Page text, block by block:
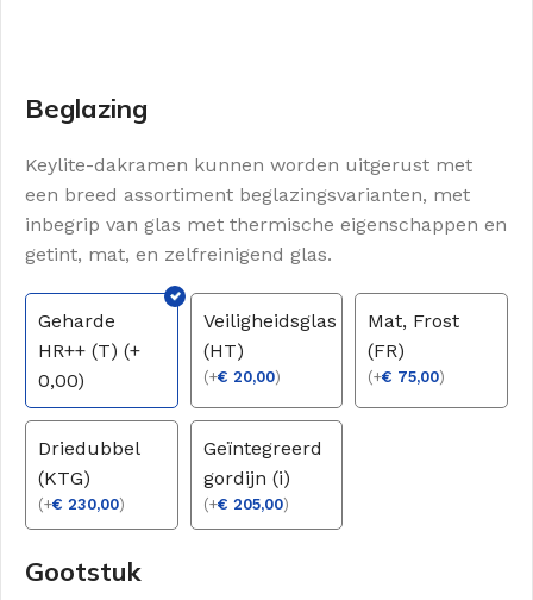
Beglazing
Keylite-dakramen kunnen worden uitgerust met
een breed assortiment beglazingsvarianten, met
inbegrip van glas met thermische eigenschappen en
getint, mat, en zelfreinigend glas.
Geharde
HR++ (T) (+
0,00)
Veiligheidsglas
(HT)
(+€ 20,00)
Mat, Frost
(FR)
(+€ 75,00)
Driedubbel
(KTG)
(+€ 230,00)
Geïntegreerd
gordijn (i)
(+€ 205,00)
Gootstuk